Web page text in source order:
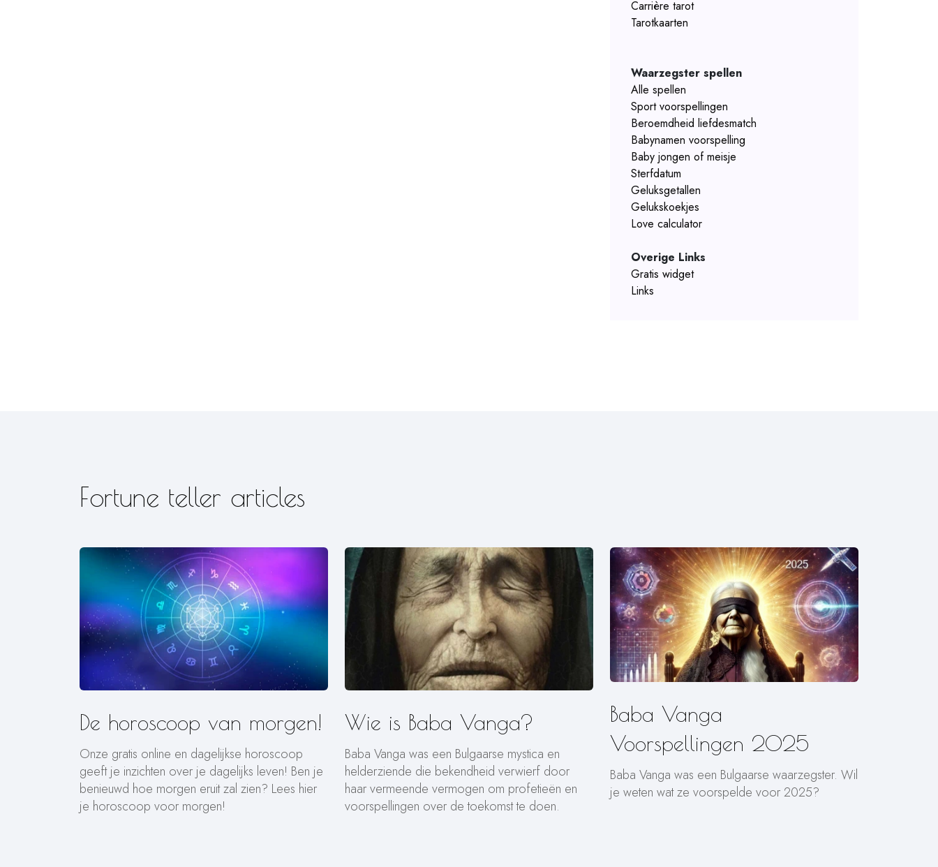
Carrière tarot
Tarotkaarten
Waarzegster spellen
Alle spellen
Sport voorspellingen
Beroemdheid liefdesmatch
Babynamen voorspelling
Baby jongen of meisje
Sterfdatum
Geluksgetallen
Gelukskoekjes
Love calculator
Overige Links
Gratis widget
Links
Fortune teller articles
De horoscoop van morgen!
Onze gratis online en dagelijkse horoscoop
geeft je inzichten over je dagelijks leven! Ben je
benieuwd hoe morgen eruit zal zien? Lees hier
je horoscoop voor morgen!
Wie is Baba Vanga?
Baba Vanga was een Bulgaarse mystica en
helderziende die bekendheid verwierf door
haar vermeende vermogen om profetieën en
voorspellingen over de toekomst te doen.
Baba Vanga
Voorspellingen 2025
Baba Vanga was een Bulgaarse waarzegster. Wil
je weten wat ze voorspelde voor 2025?